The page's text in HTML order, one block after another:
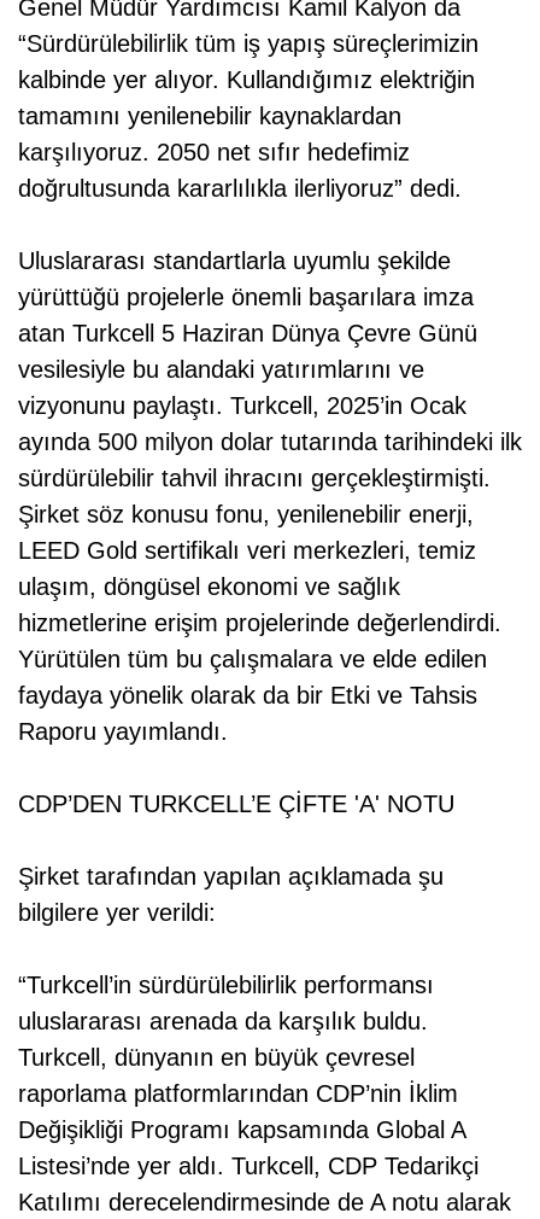
Genel Müdür Yardımcısı Kamil Kalyon da
“Sürdürülebilirlik tüm iş yapış süreçlerimizin
kalbinde yer alıyor. Kullandığımız elektriğin
tamamını yenilenebilir kaynaklardan
karşılıyoruz. 2050 net sıfır hedefimiz
doğrultusunda kararlılıkla ilerliyoruz” dedi.
Uluslararası standartlarla uyumlu şekilde
yürüttüğü projelerle önemli başarılara imza
atan Turkcell 5 Haziran Dünya Çevre Günü
vesilesiyle bu alandaki yatırımlarını ve
vizyonunu paylaştı. Turkcell, 2025’in Ocak
ayında 500 milyon dolar tutarında tarihindeki ilk
sürdürülebilir tahvil ihracını gerçekleştirmişti.
Şirket söz konusu fonu, yenilenebilir enerji,
LEED Gold sertifikalı veri merkezleri, temiz
ulaşım, döngüsel ekonomi ve sağlık
hizmetlerine erişim projelerinde değerlendirdi.
Yürütülen tüm bu çalışmalara ve elde edilen
faydaya yönelik olarak da bir Etki ve Tahsis
Raporu yayımlandı.
CDP’DEN TURKCELL’E ÇİFTE 'A' NOTU
Şirket tarafından yapılan açıklamada şu
bilgilere yer verildi:
“Turkcell’in sürdürülebilirlik performansı
uluslararası arenada da karşılık buldu.
Turkcell, dünyanın en büyük çevresel
raporlama platformlarından CDP’nin İklim
Değişikliği Programı kapsamında Global A
Listesi’nde yer aldı. Turkcell, CDP Tedarikçi
Katılımı derecelendirmesinde de A notu alarak